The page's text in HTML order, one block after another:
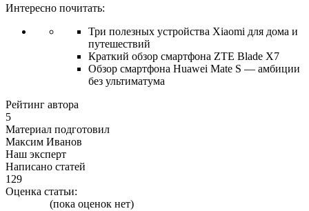
Интересно почитать:
Три полезных устройства Xiaomi для дома и
путешествий
Краткий обзор смартфона ZTE Blade X7
Обзор смартфона Huawei Mate S — амбиции
без ультиматума
Рейтинг автора
5
Материал подготовил
Максим Иванов
Наш эксперт
Написано статей
129
Оценка статьи:
(пока оценок нет)